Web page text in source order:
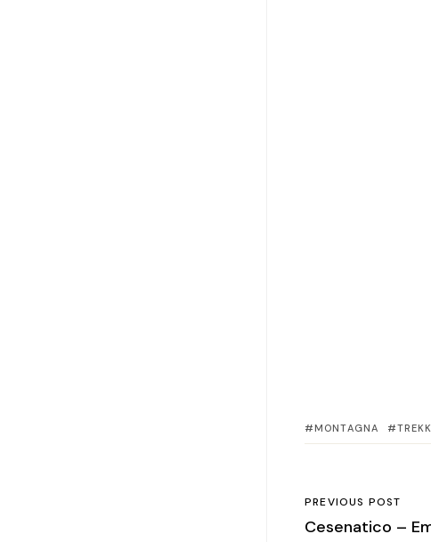
MONTAGNA
PREVIOUS POST
Cesenatico –